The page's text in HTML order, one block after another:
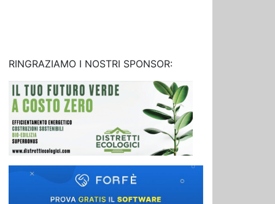
RINGRAZIAMO I NOSTRI SPONSOR: